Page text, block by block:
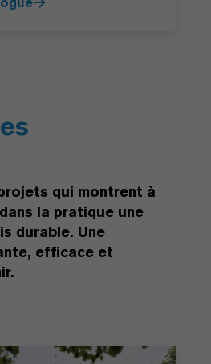
qui montrent à
la pratique une
durable. Une
efficace et